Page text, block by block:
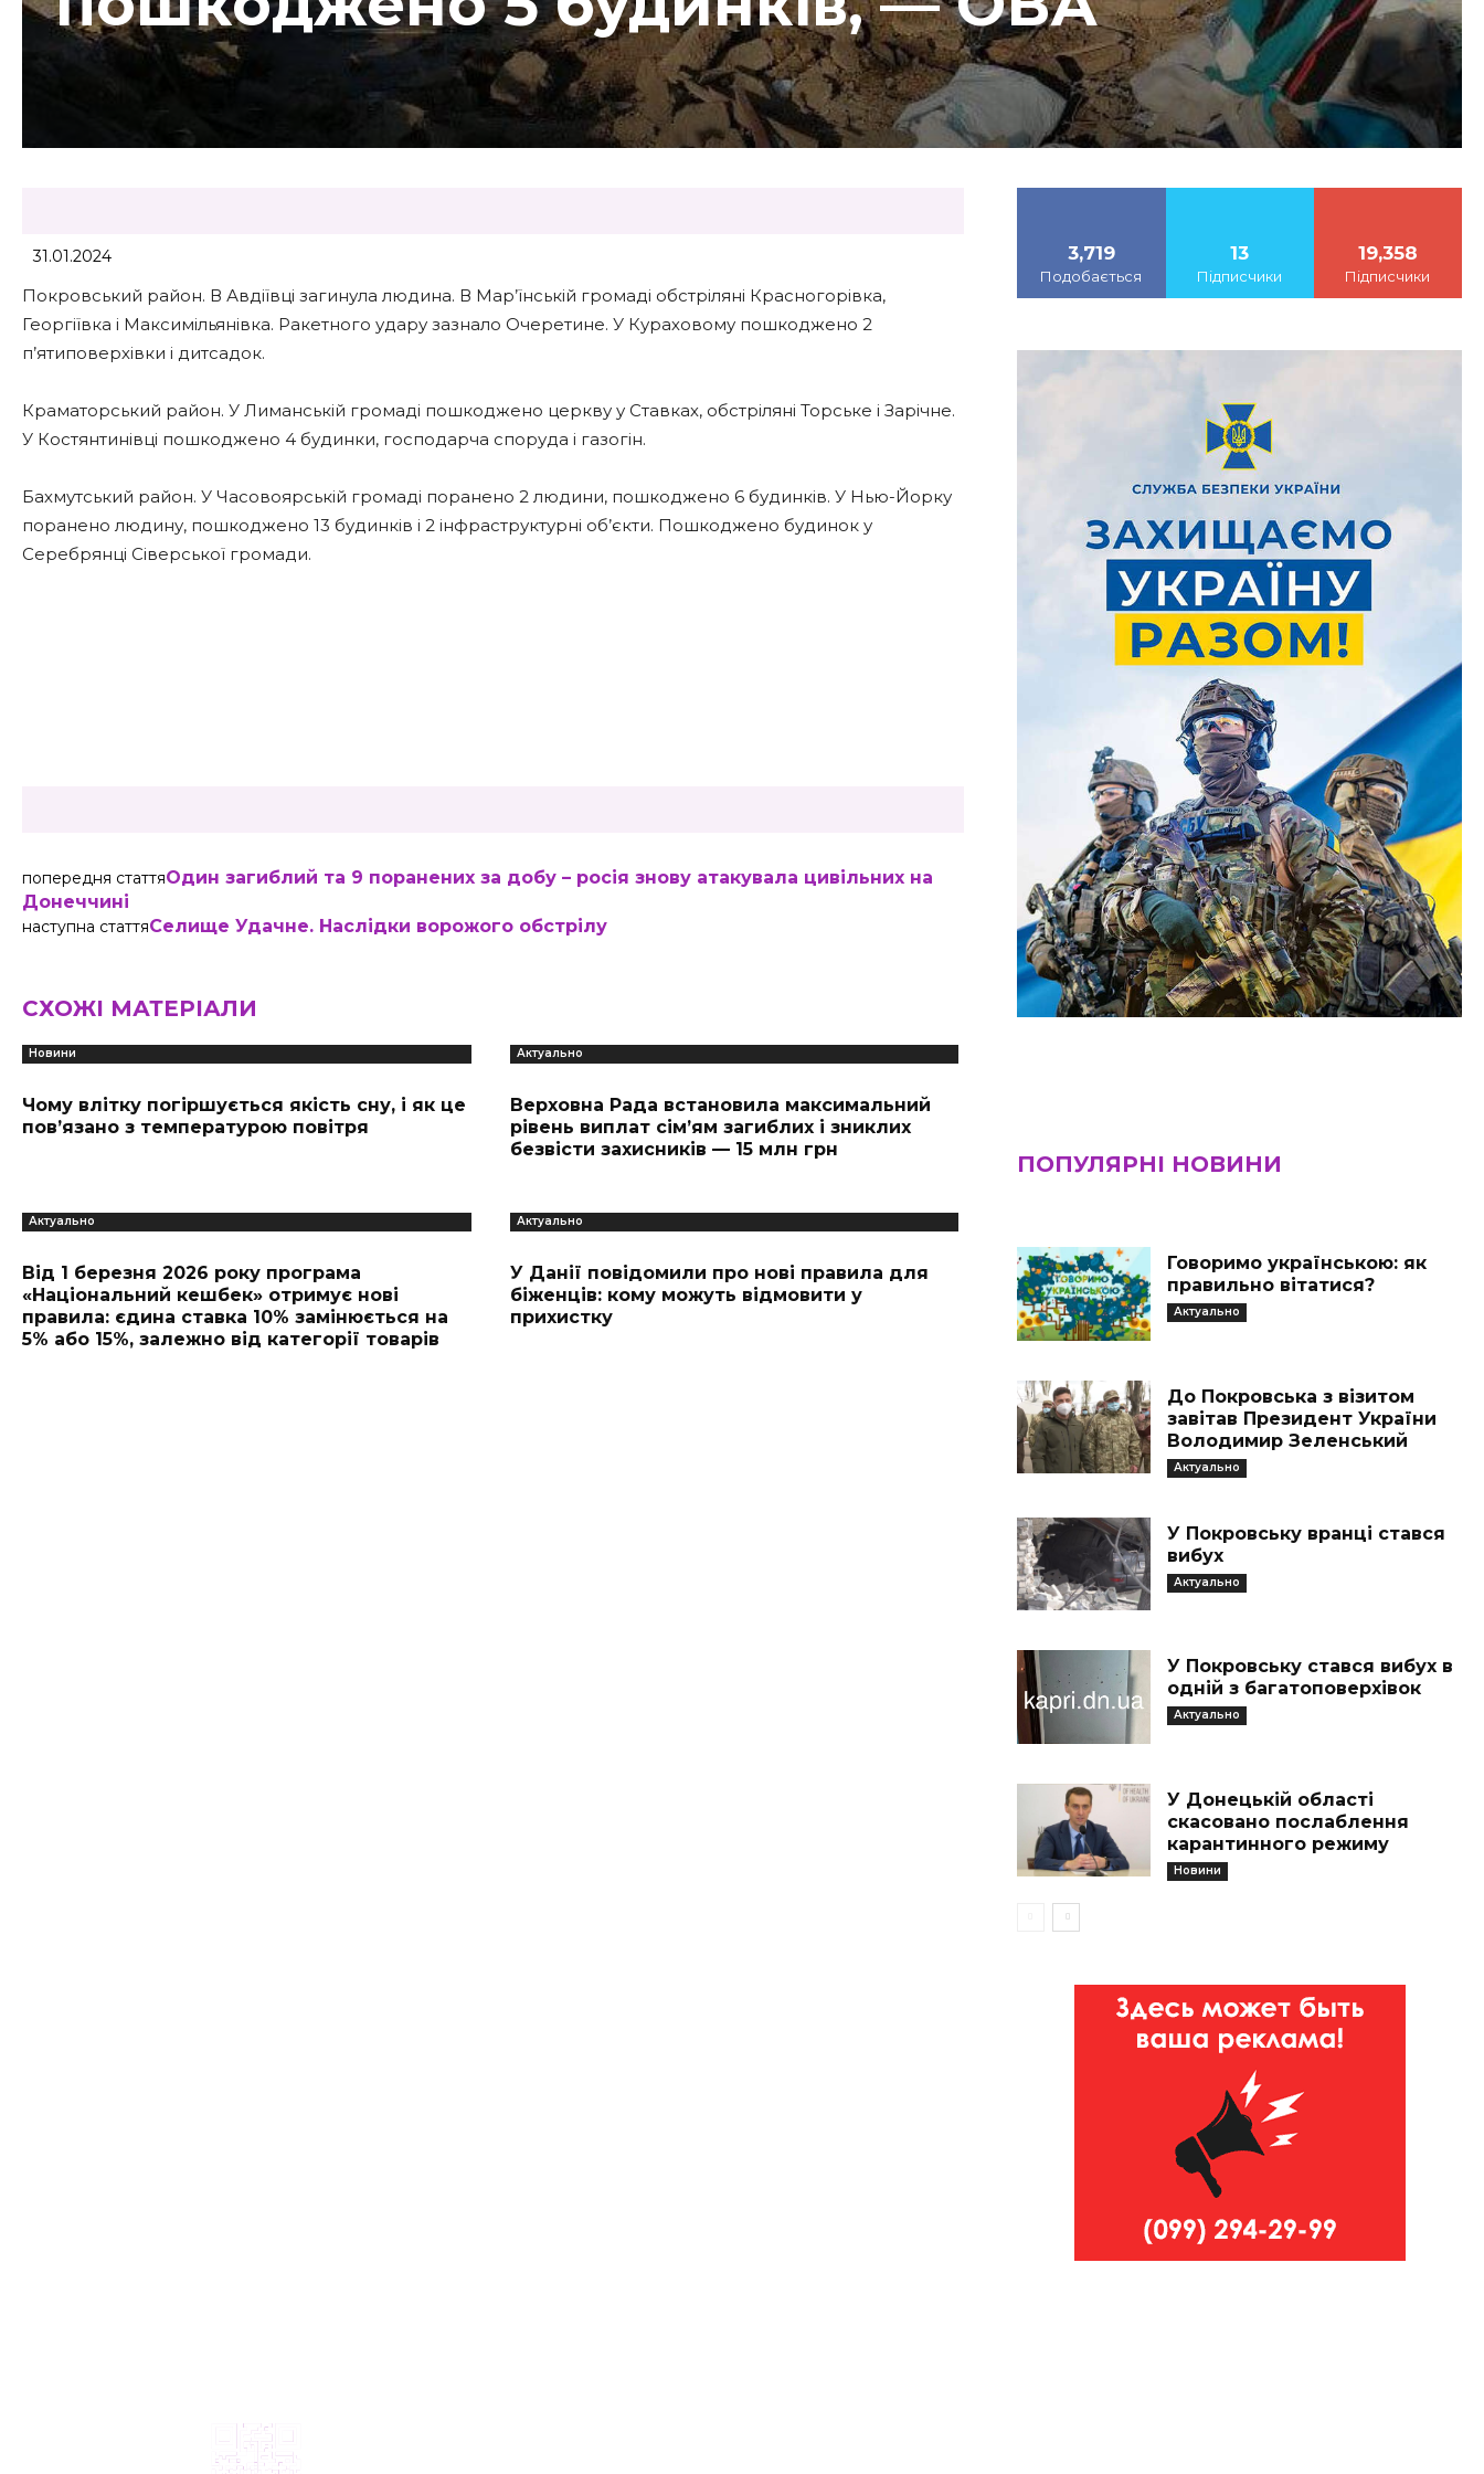
31.01.2024
Покровський район. В Авдіївці загинула людина. В Мар’їнській громаді обстріляні Красногорівка,
Георгіївка і Максимільянівка. Ракетного удару зазнало Очеретине. У Кураховому пошкоджено 2
п’ятиповерхівки і дитсадок.
Краматорський район. У Лиманській громаді пошкоджено церкву у Ставках, обстріляні Торське і Зарічне.
У Костянтинівці пошкоджено 4 будинки, господарча споруда і газогін.
Бахмутський район. У Часовоярській громаді поранено 2 людини, пошкоджено 6 будинків. У Нью-Йорку
поранено людину, пошкоджено 13 будинків і 2 інфраструктурні об’єкти. Пошкоджено будинок у
Серебрянці Сіверської громади.
попередня статтяОдин загиблий та 9 поранених за добу – росія знову атакувала цивільних на
Донеччині
наступна статтяСелище Удачне. Наслідки ворожого обстрілу
СХОЖІ МАТЕРІАЛИ
Новини
Чому влітку погіршується якість сну, і як це
пов’язано з температурою повітря
Актуально
Верховна Рада встановила максимальний
рівень виплат сім’ям загиблих і зниклих
безвісти захисників — 15 млн грн
Актуально
Від 1 березня 2026 року програма
«Національний кешбек» отримує нові
правила: єдина ставка 10% замінюється на
5% або 15%, залежно від категорії товарів
Актуально
У Данії повідомили про нові правила для
біженців: кому можуть відмовити у
прихистку
3,719
Подобається
13
Підписчики
19,358
Підписчики
ПОПУЛЯРНІ НОВИНИ
Говоримо українською: як
правильно вітатися?
Актуально
До Покровська з візитом
завітав Президент України
Володимир Зеленський
Актуально
У Покровську вранці стався
вибух
Актуально
У Покровську стався вибух в
одній з багатоповерхівок
Актуально
У Донецькій області
скасовано послаблення
карантинного режиму
Новини